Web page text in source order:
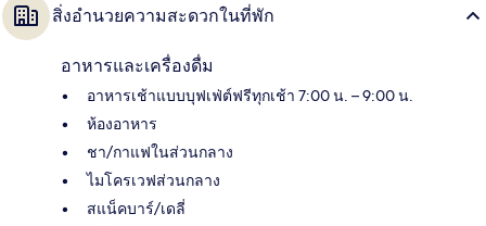
สิ่งอำนวยความสะดวกในที่พัก
อาหารและเครื่องดื่ม
อาหารเช้าแบบบุฟเฟ่ต์ฟรีทุกเช้า 7:00 น. – 9:00 น.
ห้องอาหาร
ชา/กาแฟในส่วนกลาง
ไมโครเวฟส่วนกลาง
สแน็คบาร์/เดลี่